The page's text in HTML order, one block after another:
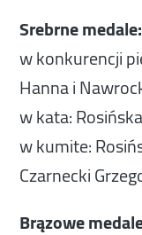
Srebrne medale:
w konkurencji
Hanna i
w kata:
w kumite:
Czarnecki
Brązowe